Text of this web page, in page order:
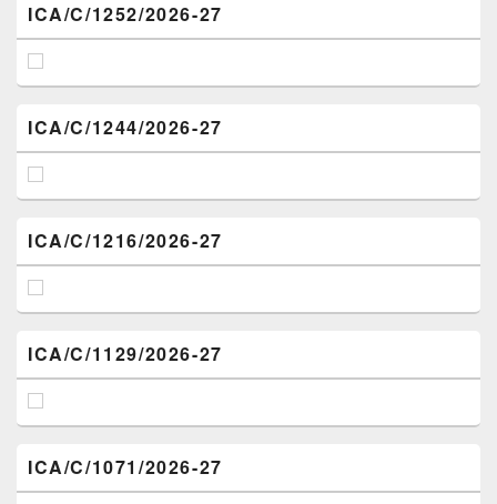
ICA/C/1252/2026-27
ICA/C/1244/2026-27
ICA/C/1216/2026-27
ICA/C/1129/2026-27
ICA/C/1071/2026-27